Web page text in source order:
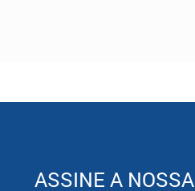
ASSINE A NOSSA